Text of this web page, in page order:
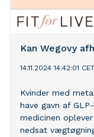
Kan Wegovy
14.11.2024 14:42:01 CET
Kvinder med
have gavn af
medicinen
nedsat